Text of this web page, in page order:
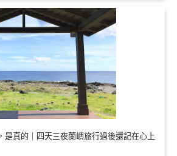
是真的｜四天三夜蘭嶼旅行過後還記在心上